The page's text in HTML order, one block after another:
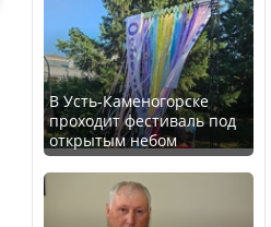
школьную программу
Казахстана
В Казахстане стало
проще получить
направления на
медицинские
обследования
В Усть-Каменогорске
проходит фестиваль под
открытым небом